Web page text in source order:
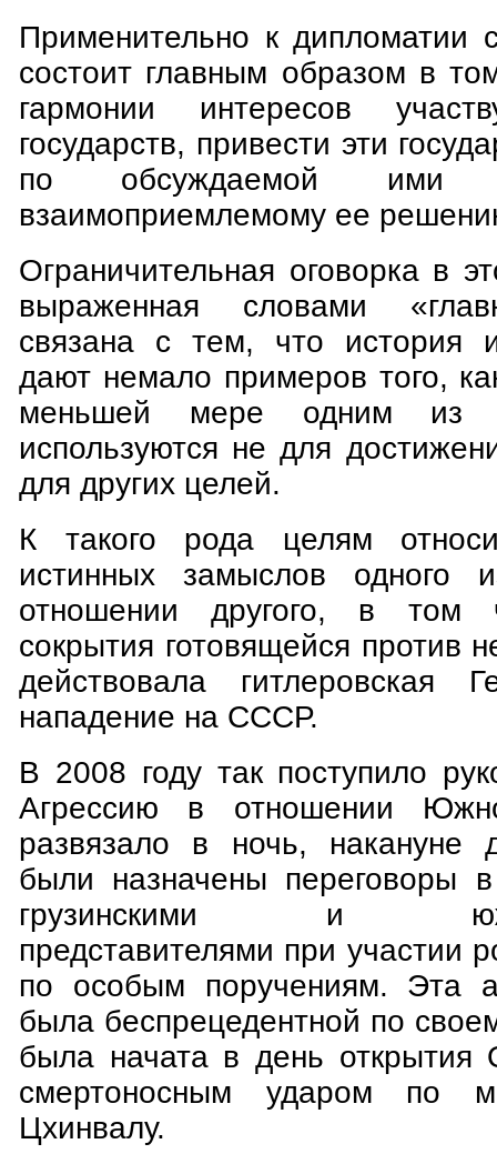
Применительно к дипломатии
состоит главным образом в
гармонии интересов
государств, привести эти
по обсуждаемой ими
взаимоприемлемому ее
Ограничительная оговорка в
выраженная словами
связана с тем, что история
дают немало примеров того,
меньшей мере одним из
используются не для
для других целей.
К такого рода целям
истинных замыслов одного
отношении другого, в том
сокрытия готовящейся против
действовала гитлеровская
нападение на СССР.
В 2008 году так поступило
Агрессию в отношении
развязало в ночь, накануне
были назначены переговоры
грузинскими и южно-
представителями при участии
по особым поручениям. Эта
была беспрецедентной по
была начата в день открытия
смертоносным ударом по
Цхинвалу.